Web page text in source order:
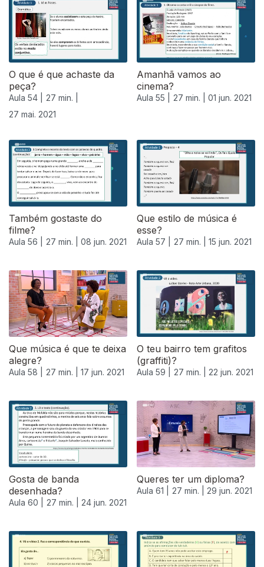
O que é que achaste da
peça?
Aula 54 |
27 min. |
27 mai. 2021
Amanhã vamos ao
cinema?
Aula 55 | 27 min. | 01 jun. 2021
Também gostaste do
filme?
Aula 56 | 27 min. | 08 jun. 2021
Que estilo de música é
esse?
Aula 57 | 27 min. | 15 jun. 2021
Que música é que te deixa
alegre?
Aula 58 | 27 min. | 17 jun. 2021
O teu bairro tem grafitos
(graffiti)?
Aula 59 | 27 min. | 22 jun. 2021
552965
Gosta de banda
desenhada?
Aula 60 | 27 min. | 24 jun. 2021
Queres ter um diploma?
Aula 61 | 27 min. | 29 jun. 2021